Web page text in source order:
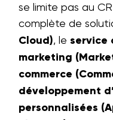
se limite pas au
complète de
Cloud), le service
marketing
commerce
développement
personnalisées